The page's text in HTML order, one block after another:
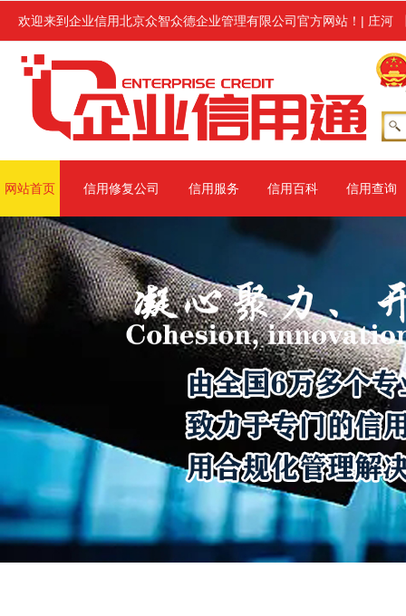
欢迎来到企业信用北京众智众德企业管理有限公司官方网站！ | 庄河
业信用修复服务,修复范围涉及信用中国、信用地方(主要指省级网
网站首页 信用修复公司 信用服务 信用百科 信用查询